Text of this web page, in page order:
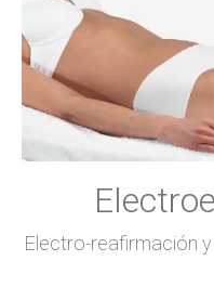
Electro-reafirmación